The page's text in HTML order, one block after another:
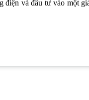
điện và đầu tư vào một